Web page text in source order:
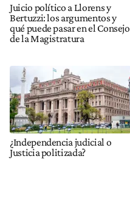
Juicio político a Llorens y
Bertuzzi: los argumentos y
qué puede pasar en el Consejo
de la Magistratura
¿Independencia judicial o
Justicia politizada?